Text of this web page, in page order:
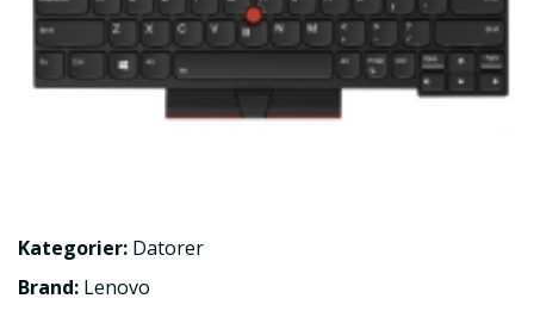
Kategorier: Datorer
Brand: Lenovo